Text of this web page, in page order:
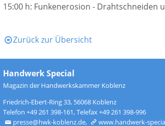
15:00 h: Funkenerosion - Drahtschneiden
Zurück zur Übersicht
Handwerk Special
Magazin der Handwerkskammer Koblenz
Friedrich-Ebert-Ring 33, 56068 Koblenz
Telefon +49 261 398-161, Telefax +49 261 398-996
presse@hwk-koblenz.de, www.handwerk-